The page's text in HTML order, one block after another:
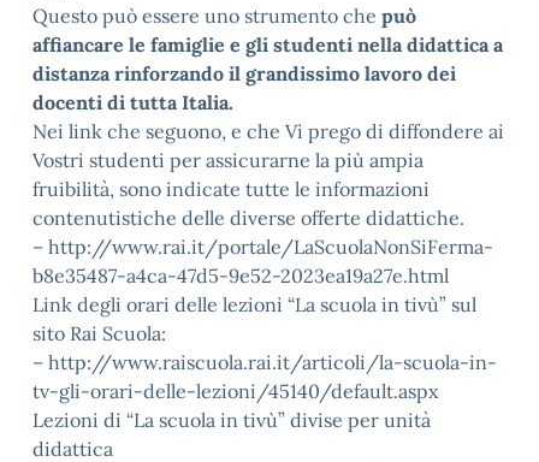
Questo può essere uno strumento che può
affiancare le famiglie e gli studenti nella didattica a
distanza rinforzando il grandissimo lavoro dei
docenti di tutta Italia.
Nei link che seguono, e che Vi prego di diffondere ai
Vostri studenti per assicurarne la più ampia
fruibilità, sono indicate tutte le informazioni
contenutistiche delle diverse offerte didattiche.
– http://www.rai.it/portale/LaScuolaNonSiFerma-
b8e35487-a4ca-47d5-9e52-2023ea19a27e.html
Link degli orari delle lezioni “La scuola in tivù” sul
sito Rai Scuola:
– http://www.raiscuola.rai.it/articoli/la-scuola-in-
tv-gli-orari-delle-lezioni/45140/default.aspx
Lezioni di “La scuola in tivù” divise per unità
didattica